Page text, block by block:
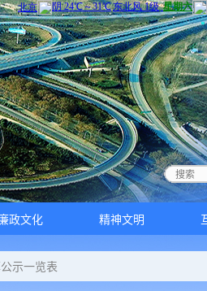
政文化 精神文明
示一览表